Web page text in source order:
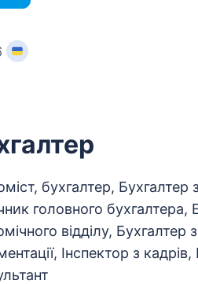
бухгалтер, Бухгалтер
головного бухгалтера,
відділу, Бухгалтер
Інспектор з